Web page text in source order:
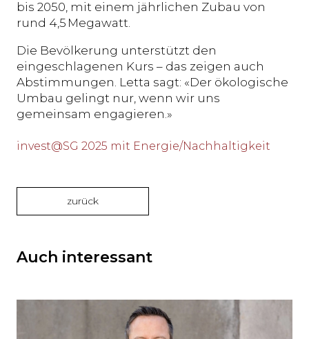
bis 2050, mit einem jährlichen Zubau von
rund 4,5 Megawatt.
Die Bevölkerung unterstützt den
eingeschlagenen Kurs – das zeigen auch
Abstimmungen. Letta sagt: «Der ökologische
Umbau gelingt nur, wenn wir uns
gemeinsam engagieren.»
invest@SG 2025 mit Energie/Nachhaltigkeit
zurück
Auch interessant